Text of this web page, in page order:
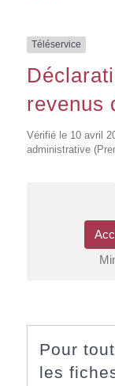
Téléservice
revenus
Vérifié le 10 avril
administrative
Pour
les